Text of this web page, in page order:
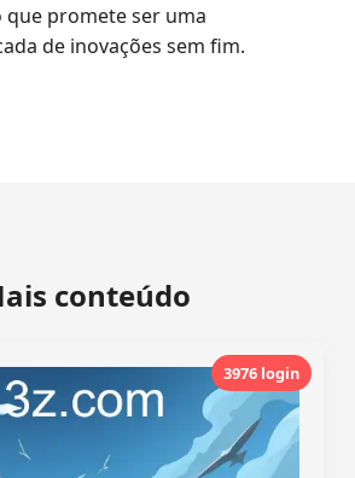
promete ser uma
de inovações sem fim.
conteúdo
3976 login